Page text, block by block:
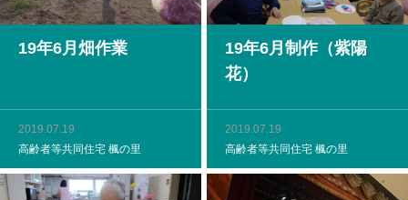
19年6月畑作業
2019.07.19
高齢者等共同住宅 楓の里
19年6月制作（紫陽
花）
2019.07.19
高齢者等共同住宅 楓の里